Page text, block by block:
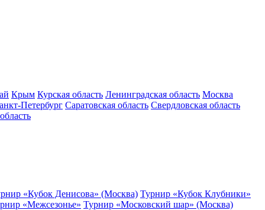
Крым Курская область Ленинградская область Москва
Петербург Саратовская область Свердловская область
«Кубок Денисова» (Москва) Турнир «Кубок Клубники»
«Межсезонье» Турнир «Московский шар» (Москва)